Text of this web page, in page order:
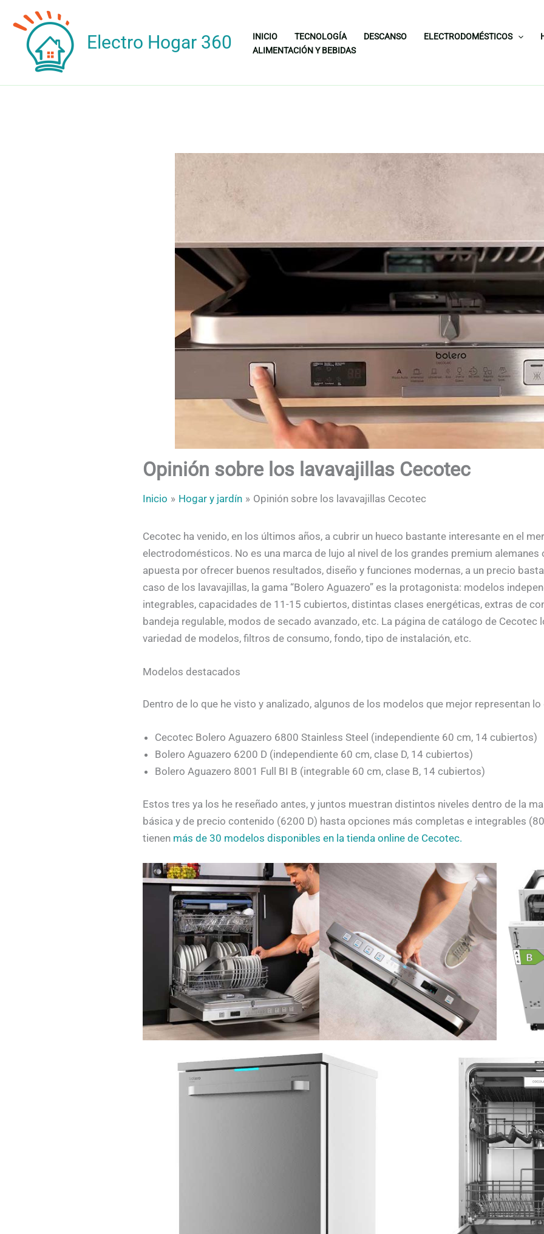
contenido
Electro Hogar 360 INICIO TECNOLOGÍA DESCANSO ELECTRODOMÉSTICOS
ALIMENTACIÓN Y BEBIDAS
Opinión sobre los lavavajillas Cecotec
Inicio Hogar y jardín Opinión sobre los lavavajillas Cecotec
Cecotec ha venido, en los últimos años, a cubrir un hueco bastante interesante en el
electrodomésticos. No es una marca de lujo al nivel de los grandes premium alemanes
apuesta por ofrecer buenos resultados, diseño y funciones modernas, a un precio
caso de los lavavajillas, la gama “Bolero Aguazero” es la protagonista: modelos
integrables, capacidades de 11-15 cubiertos, distintas clases energéticas, extras de
bandeja regulable, modos de secado avanzado, etc. La página de catálogo de Cecotec
variedad de modelos, filtros de consumo, fondo, tipo de instalación, etc.
Modelos destacados
Dentro de lo que he visto y analizado, algunos de los modelos que mejor representan
Cecotec Bolero Aguazero 6800 Stainless Steel (independiente 60 cm, 14 cubiertos)
Bolero Aguazero 6200 D (independiente 60 cm, clase D, 14 cubiertos)
Bolero Aguazero 8001 Full BI B (integrable 60 cm, clase B, 14 cubiertos)
Estos tres ya los he reseñado antes, y juntos muestran distintos niveles dentro de la
básica y de precio contenido (6200 D) hasta opciones más completas e integrables
tienen más de 30 modelos disponibles en la tienda online de Cecotec.